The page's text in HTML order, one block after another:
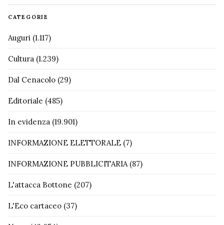
CATEGORIE
Auguri (1.117)
Cultura (1.239)
Dal Cenacolo (29)
Editoriale (485)
In evidenza (19.901)
INFORMAZIONE ELETTORALE (7)
INFORMAZIONE PUBBLICITARIA(87)
L'attacca Bottone (207)
L'Eco cartaceo (37)